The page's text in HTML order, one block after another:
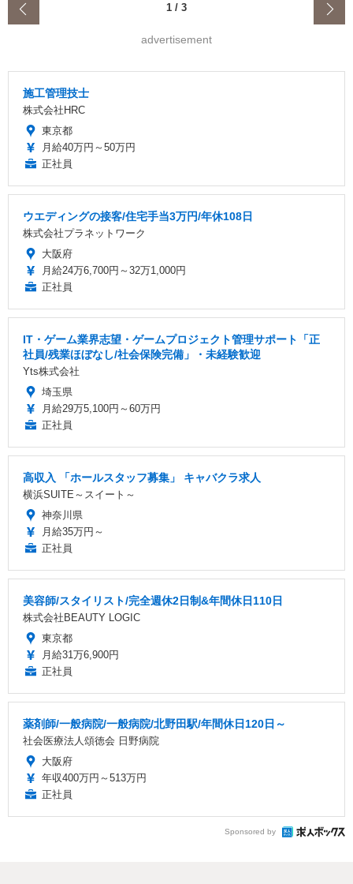
1 / 3
advertisement
施工管理技士
株式会社HRC
東京都
月給40万円～50万円
正社員
ウエディングの接客/住宅手当3万円/年休108日
株式会社プラネットワーク
大阪府
月給24万6,700円～32万1,000円
正社員
IT・ゲーム業界志望・ゲームプロジェクト管理サポート「正
社員/残業ほぼなし/社会保険完備」・未経験歓迎
Yts株式会社
埼玉県
月給29万5,100円～60万円
正社員
高収入 「ホールスタッフ募集」 キャバクラ求人
横浜SUITE～スイート～
神奈川県
月給35万円～
正社員
美容師/スタイリスト/完全週休2日制&年間休日110日
株式会社BEAUTY LOGIC
東京都
月給31万6,900円
正社員
薬剤師/一般病院/一般病院/北野田駅/年間休日120日～
社会医療法人頌徳会 日野病院
大阪府
年収400万円～513万円
正社員
Sponsored by